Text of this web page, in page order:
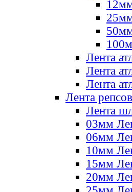
Лента
Лента
Лента
Лента
Лента
03мм
06мм
10мм
15мм
20мм